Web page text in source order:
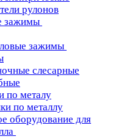
рулонов
зажимы
зажимы
слесарные
по металу
по металлу
оборудование для